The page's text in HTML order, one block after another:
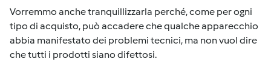
Vorremmo anche tranquillizzarla perché, come per ogni
tipo di acquisto, può accadere che qualche apparecchio
abbia manifestato dei problemi tecnici, ma non vuol dire
che tutti i prodotti siano difettosi.